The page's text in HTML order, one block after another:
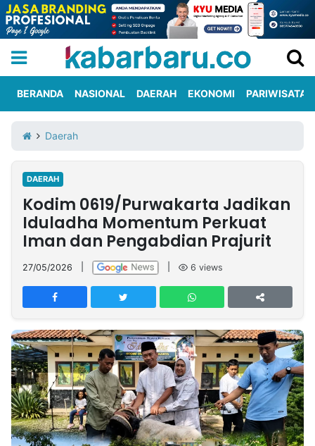
Iklan
Berita
Kami
Nasional
International
Olahraga
Entertainment
Daerah
Pariwisata
Kuliner
Kolom
Network
PT
TREETAN
INDONESIA
Partner
Insight
NTB
Suara
Time
Lens
IDN
Daily
Jogja
Jalan
Rakyat
Idealita
News
Kita
Notice
Dinamikapost.com
Radar
Baru
Seedbacklink
BERANDA NASIONAL DAERAH EKONOMI PARIWISATA
Daerah
DAERAH
Kodim 0619/Purwakarta Jadikan
Iduladha Momentum Perkuat
Iman dan Pengabdian Prajurit
27/05/2026 6 views